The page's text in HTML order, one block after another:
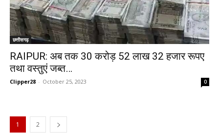
छत्तीसगढ़
RAIPUR: अब तक 30 करोड़ 52 लाख 32 हजार रूपए
तथा वस्तुएं जब्त…
Clipper28 - October 25, 2023 0
1 2